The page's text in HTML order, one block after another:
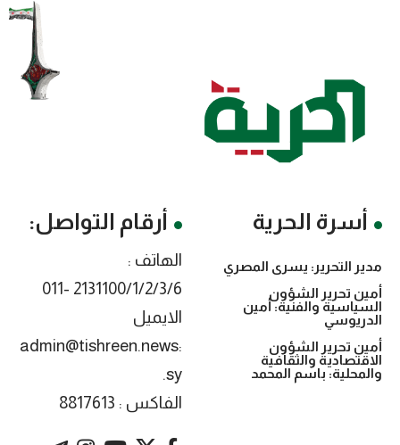
أسرة الحرية
مدير التحرير: يسرى المصري
أمين تحرير الشؤون
السياسية والفنية: أمين
الدريوسي
أمين تحرير الشؤون
الاقتصادية والثقافية
والمحلية: باسم المحمد
أرقام التواصل:
الهاتف :
2131100/1/2/3/6 -011
الايميل
:admin@tishreen.news
.sy
الفاكس : 8817613